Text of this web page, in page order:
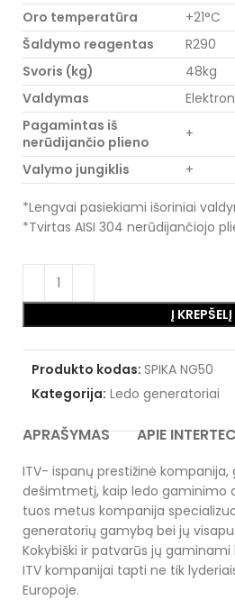
Oro temperatūra
+21°C
Šaldymo reagentas
R290
Svoris (kg)
48kg
Valdymas
Pagamintas iš
nerūdijančio plieno
+
Valymo jungiklis
+
*Lengvai pasiekiami išoriniai
*Tvirtas AISI 304 nerūdijančiojo
Į KREPŠELĮ
Produkto kodas: SPIKA NG50
Kategorija: Ledo generatoriai
APRAŠYMAS APIE
ITV- ispanų prestižinė
dešimtmetį, kaip ledo gaminimo
tuos metus kompanija
generatorių gamybą bei jų
Kokybiški ir patvarūs jų
ITV kompanijai tapti ne tik
Europoje.